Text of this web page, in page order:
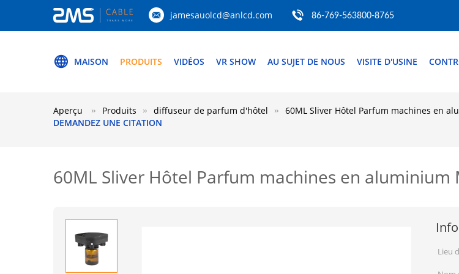
jamesauolcd@anlcd.com 86-769-563800-8765
MAISON PRODUITS VIDÉOS VR SHOW AU SUJET DE NOUS VISITE D'USINE
DEMANDEZ UNE CITATION
Aperçu Produits diffuseur de parfum d'hôtel 60ML Sliver Hôtel Parfum machines en
60ML Sliver Hôtel Parfum machines en
Lieu